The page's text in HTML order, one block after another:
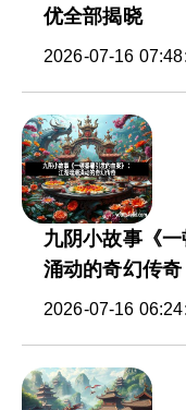
优全部揭晓
2026-07-16
九阴小故事《
涌动的奇幻传奇
2026-07-16